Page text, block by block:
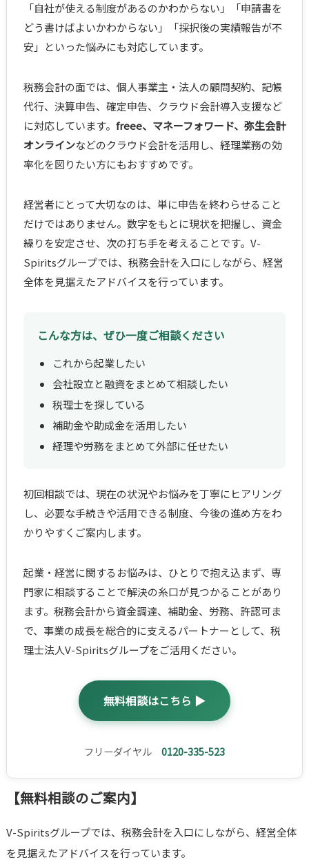
「自社が使える制度があるのかわからない」「申請書を
どう書けばよいかわからない」「採択後の実績報告が不
安」といった悩みにも対応しています。
税務会計の面では、個人事業主・法人の顧問契約、記帳
代行、決算申告、確定申告、クラウド会計導入支援など
に対応しています。 freee、マネーフォワード、弥生会計
オンラインなどのクラウド会計を活用し、経理業務の効
率化を図りたい方にもおすすめです。
経営者にとって大切なのは、単に申告を終わらせること
だけではありません。数字をもとに現状を把握し、資金
繰りを安定させ、次の打ち手を考えることです。V-
Spiritsグループでは、税務会計を入口にしながら、経営
全体を見据えたアドバイスを行っています。
こんな方は、ぜひ一度ご相談ください
これから起業したい
会社設立と融資をまとめて相談したい
税理士を探している
補助金や助成金を活用したい
経理や労務をまとめて外部に任せたい
初回相談では、現在の状況やお悩みを丁寧にヒアリング
し、必要な手続きや活用できる制度、今後の進め方をわ
かりやすくご案内します。
起業・経営に関するお悩みは、ひとりで抱え込まず、専
門家に相談することで解決の糸口が見つかることがあり
ます。税務会計から資金調達、補助金、労務、許認可ま
で、事業の成長を総合的に支えるパートナーとして、税
理士法人V-Spiritsグループをご活用ください。
無料相談はこちら ▶
フリーダイヤル 0120-335-523
【無料相談のご案内】
V-Spiritsグループでは、税務会計を入口にしながら、経営全体
を見据えたアドバイスを行っています。